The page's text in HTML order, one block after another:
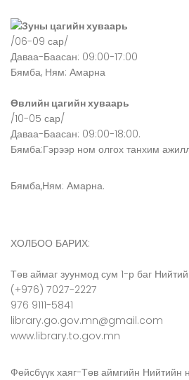
Зуны цагийн хуваарь
/06-09 сар/
Даваа-Баасан: 09:00-17:00
Бямба, Ням: Амарна
Өвлийн цагийн хуваарь
/10-05 сар/
Даваа-Баасан: 09:00-18:00.
Бямба:Гэрээр ном олгох танхим
Бямба,Ням: Амарна.
ХОЛБОО БАРИХ:
Төв аймаг зуунмод сум 1-р баг
(+976) 7027-2227
976 9111-5841
library.go.gov.mn@gmail.com
www.library.to.gov.mn
Фейсбүүк хаяг-Төв аймгийн Нийтийн